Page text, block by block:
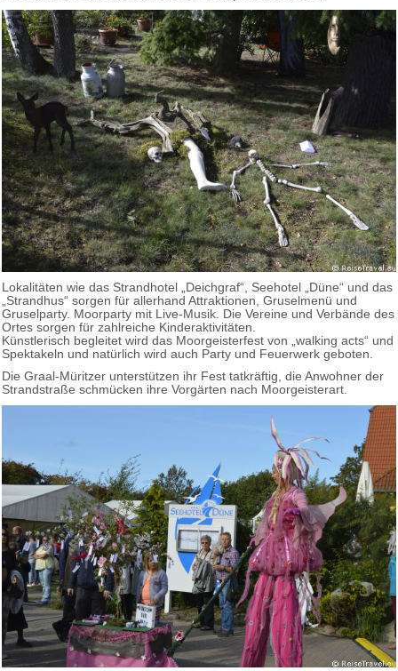
Lokalitäten wie das Strandhotel „Deichgraf“, Seehotel „Düne“ und das
„Strandhus“ sorgen für allerhand Attraktionen, Gruselmenü und
Gruselparty. Moorparty mit Live-Musik. Die Vereine und Verbände des
Ortes sorgen für zahlreiche Kinderaktivitäten.
Künstlerisch begleitet wird das Moorgeisterfest von „walking acts“ und
Spektakeln und natürlich wird auch Party und Feuerwerk geboten.
Die Graal-Müritzer unterstützen ihr Fest tatkräftig, die Anwohner der
Strandstraße schmücken ihre Vorgärten nach Moorgeisterart.